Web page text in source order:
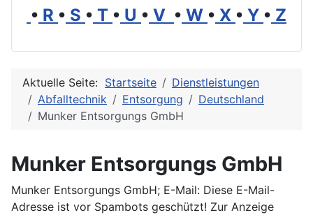
• R • S • T • U • V • W • X • Y • Z
Aktuelle Seite: Startseite
Dienstleistungen
Abfalltechnik
Entsorgung
Deutschland
Munker Entsorgungs GmbH
Munker Entsorgungs GmbH
Munker Entsorgungs GmbH; E-Mail: Diese E-Mail-
Adresse ist vor Spambots geschützt! Zur Anzeige